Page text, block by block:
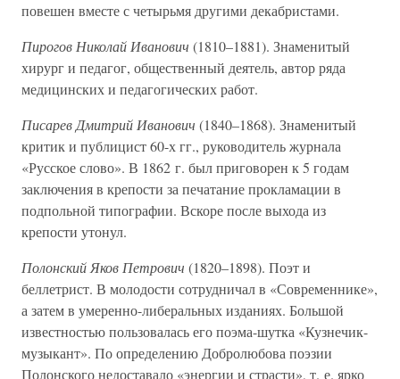
повешен вместе с четырьмя другими декабристами.
Пирогов Николай Иванович (1810–1881). Знаменитый
хирург и педагог, общественный деятель, автор ряда
медицинских и педагогических работ.
Писарев Дмитрий Иванович (1840–1868). Знаменитый
критик и публицист 60-х гг., руководитель журнала
«Русское слово». В 1862 г. был приговорен к 5 годам
заключения в крепости за печатание прокламации в
подпольной типографии. Вскоре после выхода из
крепости утонул.
Полонский Яков Петрович (1820–1898). Поэт и
беллетрист. В молодости сотрудничал в «Современнике»,
а затем в умеренно-либеральных изданиях. Большой
известностью пользовалась его поэма-шутка «Кузнечик-
музыкант». По определению Добролюбова поэзии
Полонского недоставало «энергии и страсти», т. е. ярко